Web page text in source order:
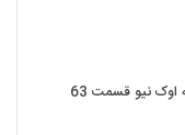
سریال افسانه اوک نیو قسمت 63